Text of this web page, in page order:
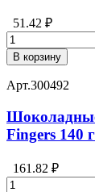
51.42 ₽
В корзину
Арт.300492
Fingers 140 г
161.82 ₽